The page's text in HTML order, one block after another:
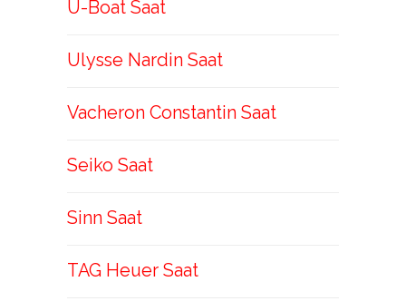
U-Boat Saat
Ulysse Nardin Saat
Vacheron Constantin Saat
Seiko Saat
Sinn Saat
TAG Heuer Saat